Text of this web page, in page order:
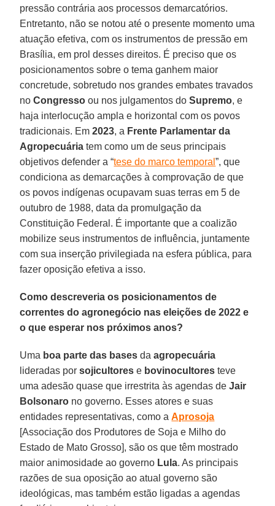
pressão contrária aos processos demarcatórios.
Entretanto, não se notou até o presente momento uma
atuação efetiva, com os instrumentos de pressão em
Brasília, em prol desses direitos. É preciso que os
posicionamentos sobre o tema ganhem maior
concretude, sobretudo nos grandes embates travados
noCongresso ou nos julgamentos doSupremo, e
haja interlocução ampla e horizontal com os povos
tradicionais. Em2023, a Frente Parlamentar da
Agropecuária tem como um de seus principais
objetivos defender a “tese do marco temporal”, que
condiciona as demarcações à comprovação de que
os povos indígenas ocupavam suas terras em 5 de
outubro de 1988, data da promulgação da
Constituição Federal. É importante que a coalizão
mobilize seus instrumentos de influência, juntamente
com sua inserção privilegiada na esfera pública, para
fazer oposição efetiva a isso.
Como descreveria os posicionamentos de
correntes do agronegócio nas eleições de 2022 e
o que esperar nos próximos anos?
Uma boa parte das bases daagropecuária
lideradas porsojicultores e bovinocultores teve
uma adesão quase que irrestrita às agendas deJair
Bolsonaro no governo. Esses atores e suas
entidades representativas, como aAprosoja
[Associação dos Produtores de Soja e Milho do
Estado de Mato Grosso], são os que têm mostrado
maior animosidade ao governo Lula. As principais
razões de sua oposição ao atual governo são
ideológicas, mas também estão ligadas a agendas